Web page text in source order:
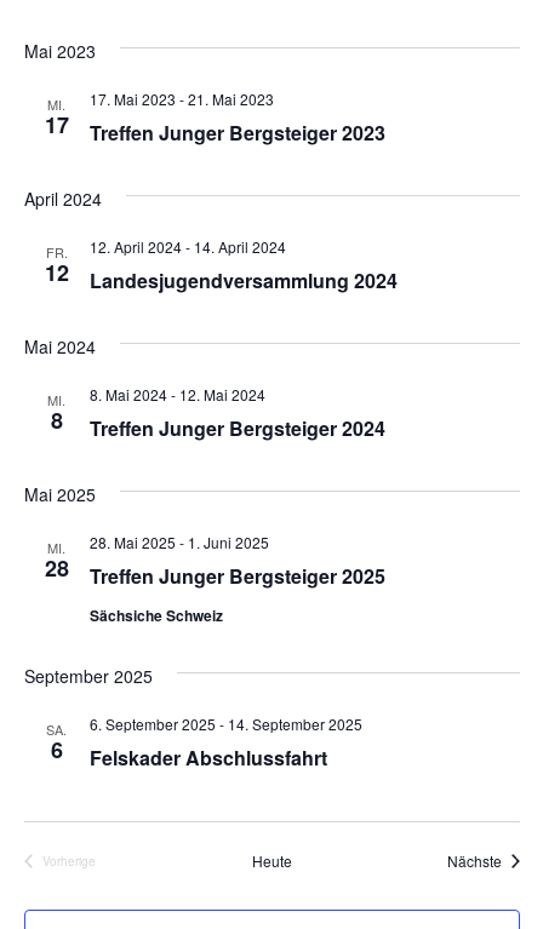
Mai 2023
MI.
17 Treffen Junger Bergsteiger 2023
17. Mai 2023 -21. Mai 2023
April 2024
FR.
12 Landesjugendversammlung 2024
12. April 2024- 14. April 2024
Mai 2024
MI.
8 Treffen Junger Bergsteiger 2024
8. Mai 2024- 12. Mai 2024
Mai 2025
MI.
28 Treffen Junger Bergsteiger 2025
28. Mai 2025 - 1. Juni 2025
Sächsiche Schweiz
September 2025
SA.
6 Felskader Abschlussfahrt
6. September 2025 - 14. September 2025
Vorherige
Heute Nächste